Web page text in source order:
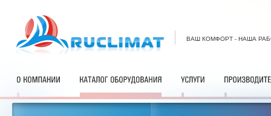
ВАШ КОМФОРТ - НАША